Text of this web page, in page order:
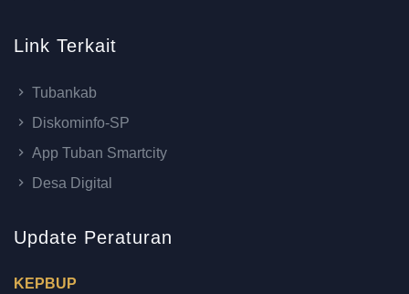
Link Terkait
Tubankab
Diskominfo-SP
App Tuban Smartcity
Desa Digital
Update Peraturan
KEPBUP